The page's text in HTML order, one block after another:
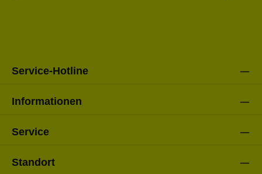
Service-Hotline
Informationen
Service
Standort